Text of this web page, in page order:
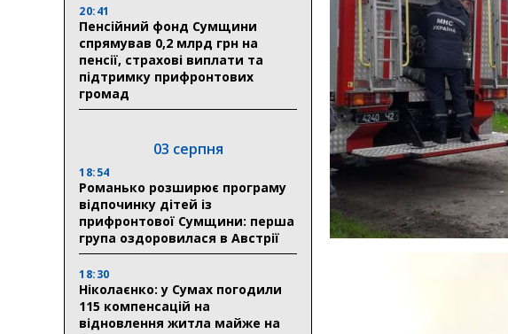
20:41
Пенсійний фонд Сумщини
спрямував 0,2 млрд грн на
пенсії, страхові виплати та
підтримку прифронтових
громад
03 серпня
18:54
Романько розширює програму
відпочинку дітей із
прифронтової Сумщини: перша
група оздоровилася в Австрії
18:30
Ніколаєнко: у Сумах погодили
115 компенсацій на
відновлення житла майже на